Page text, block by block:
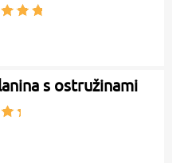
s ostružinami